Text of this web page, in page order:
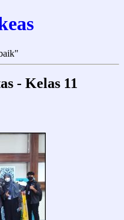
- Kelas 11